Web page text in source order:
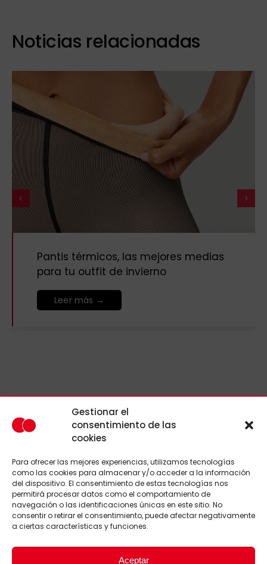
Gestionar el
consentimiento de las
cookies
Para ofrecer las mejores experiencias, utilizamos tecnologías
como las cookies para almacenar y/o acceder a la información
del dispositivo. El consentimiento de estas tecnologías nos
permitirá procesar datos como el comportamiento de
navegación o las identificaciones únicas en este sitio. No
consentir o retirar el consentimiento, puede afectar negativamente
a ciertas características y funciones.
Aceptar
Noticias relacionadas
Pantis térmicos, las mejores medias
para tu outfit de invierno
Leer más →
© Copyright Ciudad de Barbate, S.L.U. Todos los derechos
reservados, a excepción de aquellos derechos propiedad de
las marcas aquí mostradas.
PROGRAMA KIT DIGITAL COFINANCIADO POR LOS
FONDOS NEXT GENERATION (EU) DEL MECANISMO
DE RECUPERACIÓN Y RESILIENCIA